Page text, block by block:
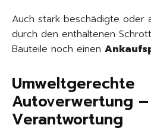
Auch stark beschädigte oder
durch den enthaltenen
Bauteile noch einen
Umweltgerechte
Autoverwertung
Verantwortung